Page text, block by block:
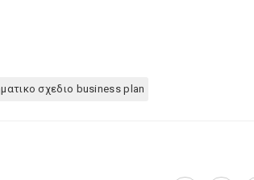
σχεδιο business plan